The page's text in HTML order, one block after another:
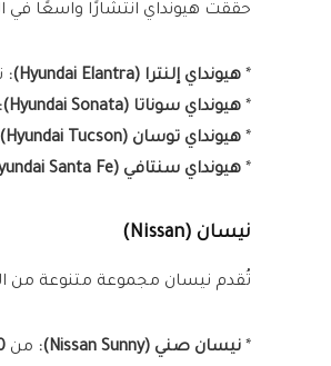
حققت هيونداي انتشارًا واسعًا في
* هيونداي إلنترا (Hyundai Elantra):
* هيونداي سوناتا (Hyundai Sonata):
* هيونداي توسان (Hyundai Tucson):
* هيونداي سنتافي (Hyundai Santa Fe):
نيسان (Nissan)
تُقدم نيسان مجموعة متنوعة من
* نيسان صني (Nissan Sunny): من